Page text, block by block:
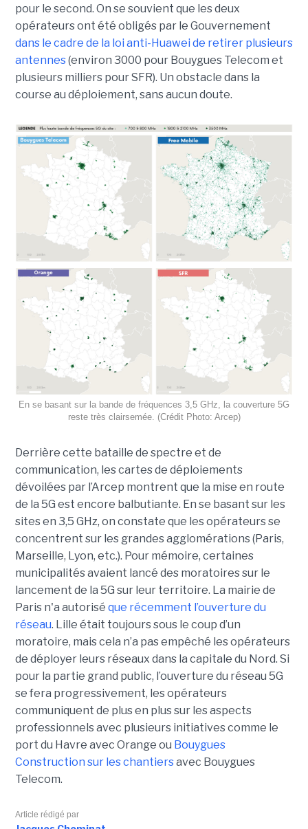
pour le second. On se souvient que les deux
opérateurs ont été obligés par le Gouvernement
dans le cadre de la loi anti-Huawei de retirer plusieurs
antennes(environ 3000 pour Bouygues Telecom et
plusieurs milliers pour SFR). Un obstacle dans la
course au déploiement, sans aucun doute.
En se basant sur la bande de fréquences 3,5 GHz, la couverture 5G
reste très clairsemée. (Crédit Photo: Arcep)
Derrière cette bataille de spectre et de
communication, les cartes de déploiements
dévoilées par l’Arcep montrent que la mise en route
de la 5G est encore balbutiante. En se basant sur les
sites en 3,5 GHz, on constate que les opérateurs se
concentrent sur les grandes agglomérations (Paris,
Marseille, Lyon, etc.). Pour mémoire, certaines
municipalités avaient lancé des moratoires sur le
lancement de la 5G sur leur territoire. La mairie de
Paris n'a autorisé que récemment l’ouverture du
réseau. Lille était toujours sous le coup d’un
moratoire, mais cela n’a pas empêché les opérateurs
de déployer leurs réseaux dans la capitale du Nord. Si
pour la partie grand public, l’ouverture du réseau 5G
se fera progressivement, les opérateurs
communiquent de plus en plus sur les aspects
professionnels avec plusieurs initiatives comme le
port du Havre avec Orange ou Bouygues
Construction sur les chantiersavec Bouygues
Telecom.
Article rédigé par